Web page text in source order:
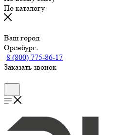
По каталогу
Ваш город
Оренбург
8 (800) 775-86-17
Заказать звонок